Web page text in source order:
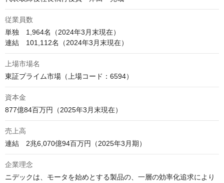
従業員数
単独　1,964名（2024年3月末現在）
連結　101,112名（2024年3月末現在）
上場市場名
東証プライム市場（上場コード：6594）
資本金
877億84百万円（2025年3月末現在）
売上高
連結　2兆6,070億94百万円（2025年3月期）
企業理念
ニデックは、モータを始めとする製品の、一層の効率化追求により